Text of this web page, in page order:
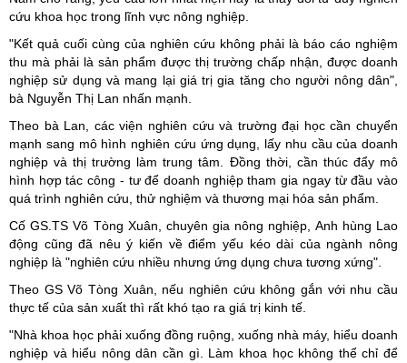
cứu khoa học trong lĩnh vực nông nghiệp.
"Kết quả cuối cùng của nghiên cứu không phải là báo cáo nghiệm
thu mà phải là sản phẩm được thị trường chấp nhận, được doanh
nghiệp sử dụng và mang lại giá trị gia tăng cho người nông dân",
bà Nguyễn Thị Lan nhấn mạnh.
Theo bà Lan, các viện nghiên cứu và trường đại học cần chuyển
mạnh sang mô hình nghiên cứu ứng dụng, lấy nhu cầu của doanh
nghiệp và thị trường làm trung tâm. Đồng thời, cần thúc đẩy mô
hình hợp tác công - tư để doanh nghiệp tham gia ngay từ đầu vào
quá trình nghiên cứu, thử nghiệm và thương mại hóa sản phẩm.
Cố GS.TS Võ Tòng Xuân, chuyên gia nông nghiệp, Anh hùng Lao
động cũng đã nêu ý kiến về điểm yếu kéo dài của ngành nông
nghiệp là "nghiên cứu nhiều nhưng ứng dụng chưa tương xứng".
Theo GS Võ Tòng Xuân, nếu nghiên cứu không gắn với nhu cầu
thực tế của sản xuất thì rất khó tạo ra giá trị kinh tế.
"Nhà khoa học phải xuống đồng ruộng, xuống nhà máy, hiểu doanh
nghiệp và hiểu nông dân cần gì. Làm khoa học không thể chỉ để